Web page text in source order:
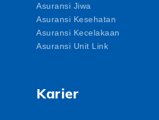
Asuransi Jiwa
Asuransi Kesehatan
Asuransi Kecelakaan
Asuransi Unit Link
Karier